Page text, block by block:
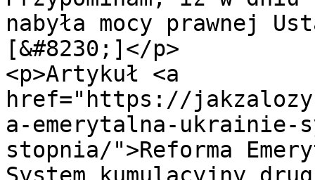
nabyła mocy prawnej
[&#8230;]</p>
<p>Artykuł <a
href="https://
a-emerytalna-ukrainie-
stopnia/">Reforma